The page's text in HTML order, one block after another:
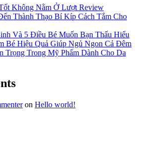
Không Nằm Ở Lượt Review
Thành Thạo Bí Kíp Cách Tắm Cho
Và 5 Điều Bé Muốn Bạn Thấu Hiểu
Bé Hiệu Quả Giúp Ngủ Ngon Cả Đêm
Trọng Trong Mỹ Phẩm Dành Cho Da
on Hello world!